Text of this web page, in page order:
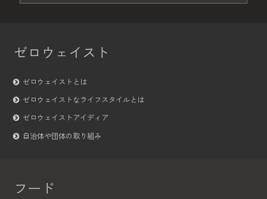
ゼロウェイスト
ゼロウェイストとは
ゼロウェイストなライフスタイルとは
ゼロウェイストアイディア
自治体や団体の取り組み
フード